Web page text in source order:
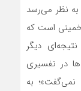
به نظر می‌رسد
خمینی است که
دیگر
در تفسیری
به